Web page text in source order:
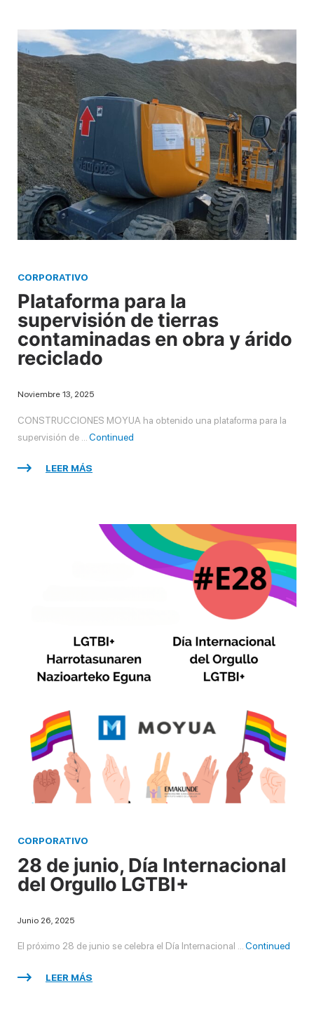
CORPORATIVO
Plataforma para la
supervisión de tierras
contaminadas en obra y árido
reciclado
Noviembre 13, 2025
CONSTRUCCIONES MOYUA ha obtenido una plataforma para la
supervisión de … Continued
LEER MÁS
CORPORATIVO
28 de junio, Día Internacional
del Orgullo LGTBI+
Junio 26, 2025
El próximo 28 de junio se celebra el Día Internacional …Continued
LEER MÁS